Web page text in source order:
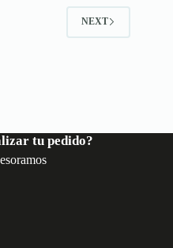
NEXT
tu pedido?